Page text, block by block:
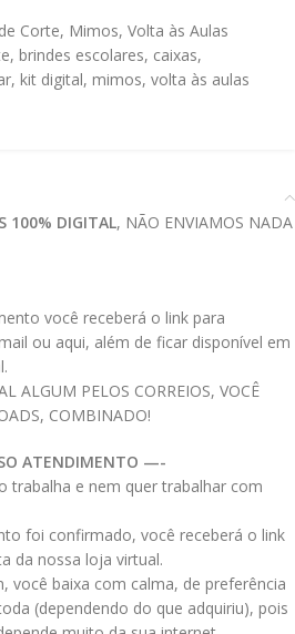
Corte, Mimos, Volta às Aulas
, brindes escolares, caixas,
, kit digital, mimos, volta às aulas
100% DIGITAL, NÃO ENVIAMOS NADA
você receberá o link para
ou aqui, além de ficar disponível em
ALGUM PELOS CORREIOS, VOCÊ
COMBINADO!
ATENDIMENTO —-
trabalha e nem quer trabalhar com
foi confirmado, você receberá o link
da nossa loja virtual.
você baixa com calma, de preferência
(dependendo do que adquiriu), pois